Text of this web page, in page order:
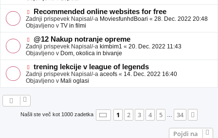
v
e
e
o
b
j
a
v
e
N
o
v
e
o
b
j
a
v
e
Recommended online websites for free
Zadnji prispevek Napisal/-a MoviesfunhdBoari « 28. Dec. 2022 20:48
Objavljeno v TV in filmi
N
o
v
e
o
b
j
a
@12 Nakup notranje opreme
Zadnji prispevek Napisal/-a kimbim1 « 20. Dec. 2022 11:43
Objavljeno v Dom, okolica in bivanje
N
o
v
e
a
trening lekcije v league of legends
Zadnji prispevek Napisal/-a aceofs « 14. Dec. 2022 16:40
Objavljeno v Mali oglasi
Našli ste več kot 1000 zadetka Stran 1od34
1 2 3 4 5 … 34
Pojdi na